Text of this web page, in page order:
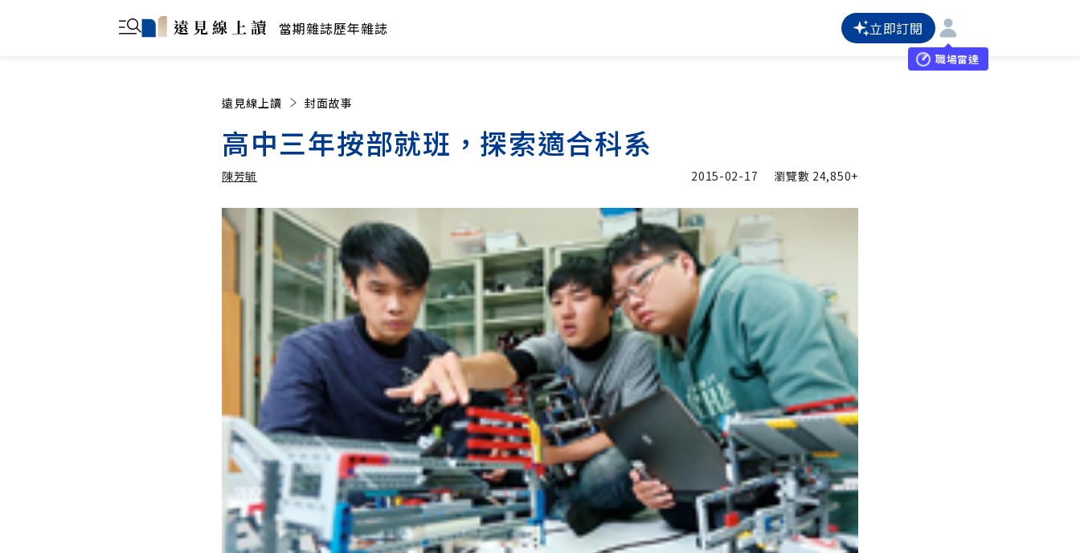
當期雜誌歷年雜誌 立即訂閱
職場雷達
遠見線上讀 封面故事
高中三年按部就班，探索適合科系
陳芳毓
陳芳毓 加入追蹤
2015-02-17 瀏覽數 24,850+